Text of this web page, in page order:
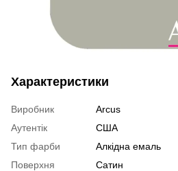
Характеристики
Виробник
Arcus
Аутентік
США
Тип фарби
Алкідна емаль
Поверхня
Сатин